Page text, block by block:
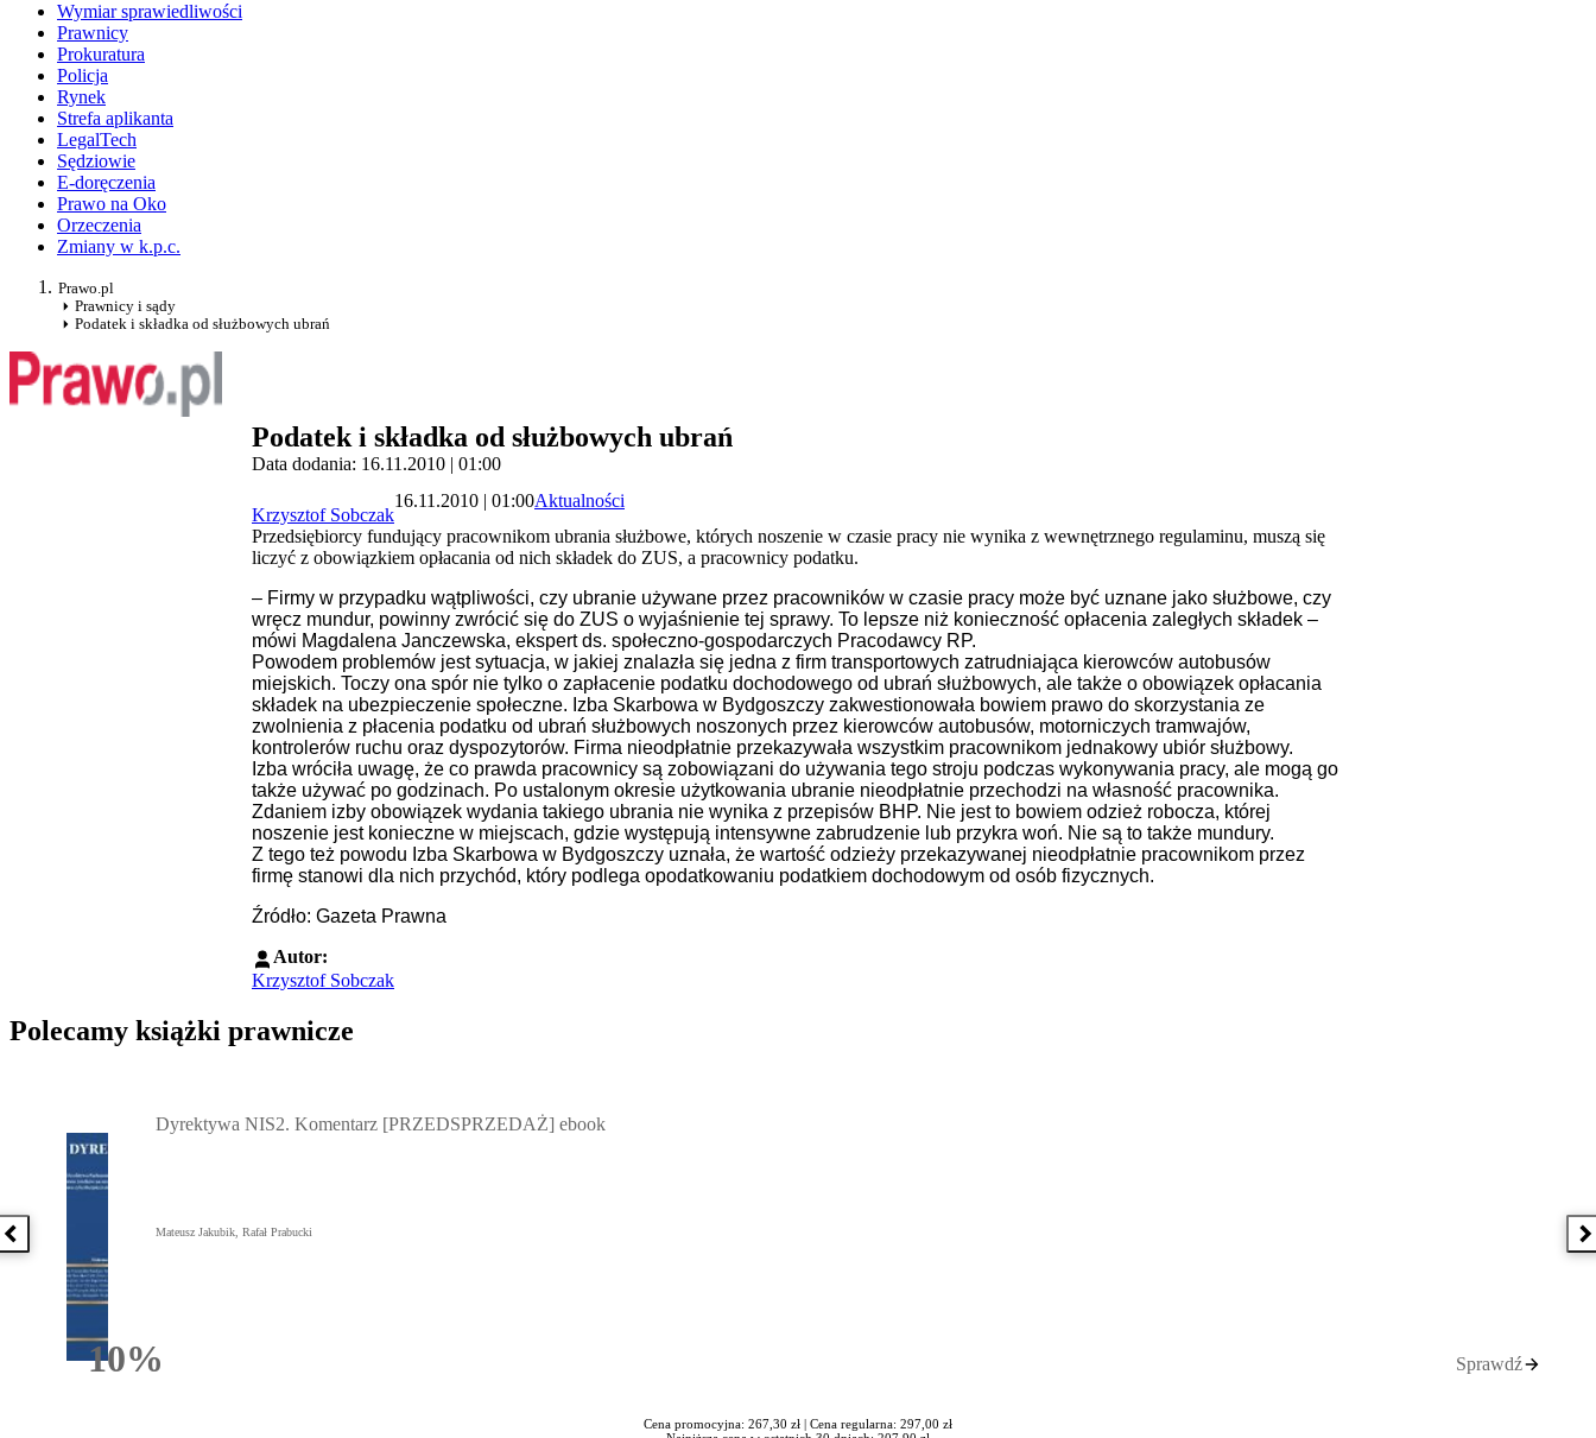
Wymiar sprawiedliwości
Prawnicy
Prokuratura
Policja
Rynek
Strefa aplikanta
LegalTech
Sędziowie
E-doręczenia
Prawo na Oko
Orzeczenia
Zmiany w k.p.c.
Prawo.pl
Prawnicy i sądy
Podatek i składka od służbowych ubrań
Podatek i składka od służbowych ubrań
Data dodania: 16.11.2010 | 01:00
Krzysztof Sobczak
16.11.2010 | 01:00Aktualności
Przedsiębiorcy fundujący pracownikom ubrania służbowe, których noszenie w czasie pracy nie wynika z wewnętrznego regulaminu, muszą się
liczyć z obowiązkiem opłacania od nich składek do ZUS, a pracownicy podatku.
– Firmy w przypadku wątpliwości, czy ubranie używane przez pracowników w czasie pracy może być uznane jako służbowe, czy
wręcz mundur, powinny zwrócić się do ZUS o wyjaśnienie tej sprawy. To lepsze niż konieczność opłacenia zaległych składek –
mówi Magdalena Janczewska, ekspert ds. społeczno-gospodarczych Pracodawcy RP.
Powodem problemów jest sytuacja, w jakiej znalazła się jedna z firm transportowych zatrudniająca kierowców autobusów
miejskich. Toczy ona spór nie tylko o zapłacenie podatku dochodowego od ubrań służbowych, ale także o obowiązek opłacania
składek na ubezpieczenie społeczne. Izba Skarbowa w Bydgoszczy zakwestionowała bowiem prawo do skorzystania ze
zwolnienia z płacenia podatku od ubrań służbowych noszonych przez kierowców autobusów, motorniczych tramwajów,
kontrolerów ruchu oraz dyspozytorów. Firma nieodpłatnie przekazywała wszystkim pracownikom jednakowy ubiór służbowy.
Izba wróciła uwagę, że co prawda pracownicy są zobowiązani do używania tego stroju podczas wykonywania pracy, ale mogą go
także używać po godzinach. Po ustalonym okresie użytkowania ubranie nieodpłatnie przechodzi na własność pracownika.
Zdaniem izby obowiązek wydania takiego ubrania nie wynika z przepisów BHP. Nie jest to bowiem odzież robocza, której
noszenie jest konieczne w miejscach, gdzie występują intensywne zabrudzenie lub przykra woń. Nie są to także mundury.
Z tego też powodu Izba Skarbowa w Bydgoszczy uznała, że wartość odzieży przekazywanej nieodpłatnie pracownikom przez
firmę stanowi dla nich przychód, który podlega opodatkowaniu podatkiem dochodowym od osób fizycznych.
Źródło: Gazeta Prawna
Autor:
Krzysztof Sobczak
Polecamy książki prawnicze
Poprzednia książka
10%Rabatu
Dyrektywa NIS2. Komentarz [PRZEDSPRZEDAŻ] ebook
Mateusz Jakubik, Rafał Prabucki
Sprawdź
Cena promocyjna: 267,30 zł | Cena regularna: 297,00 zł